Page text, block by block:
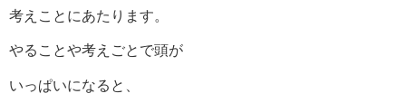
考えことにあたります。
やることや考えごとで頭が
いっぱいになると、